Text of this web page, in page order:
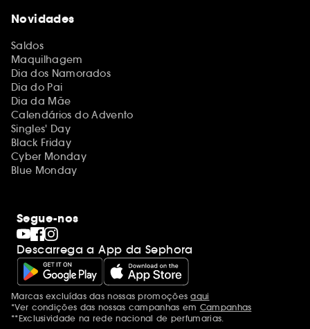
Novidades
Saldos
Maquilhagem
Dia dos Namorados
Dia do Pai
Dia da Mãe
Calendários do Advento
Singles' Day
Black Friday
Cyber Monday
Blue Monday
Segue-nos
Descarrega a App da Sephora
Menções adicionais
Marcas excluídas das nossas promoçõesaqui
*Ver condições das nossas campanhas em Campanhas
**Exclusividade na rede nacional de perfumarias.